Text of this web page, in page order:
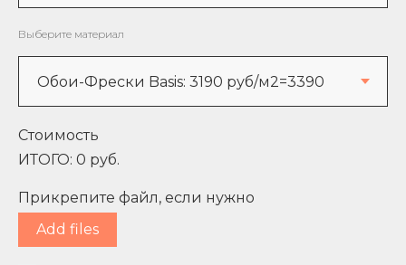
Выберите материал
Стоимость
ИТОГО: 0 руб.
Прикрепите файл, если нужно
Add files